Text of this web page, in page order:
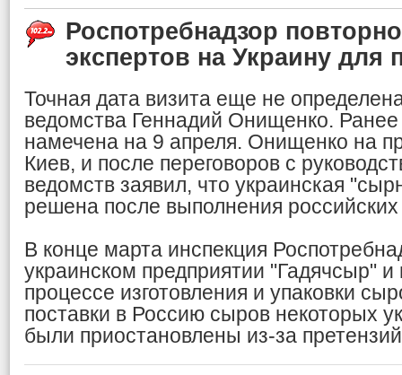
Роспотребнадзор
экспертов на Украину для
Точная дата визита еще не
ведомства Геннадий Онищенко. Ранее
намечена на 9 апреля. Онищенко на
Киев, и после переговоров с
ведомств заявил, что украинская
решена после выполнения
В конце марта инспекция
украинском предприятии "Гадячсыр"
процессе изготовления и упаковки
поставки в Россию сыров некоторых
были приостановлены из-за